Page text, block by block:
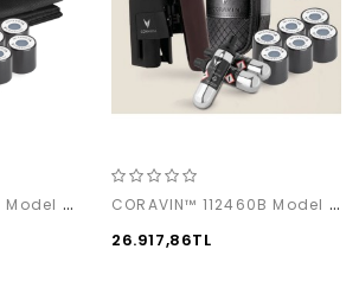
CORAVIN™ 112453B Model 6+ Limited-Edition Forest Green CORAVIN™ 112460B Model 6+ Limited Edition Hermitage Red
26.917,86TL